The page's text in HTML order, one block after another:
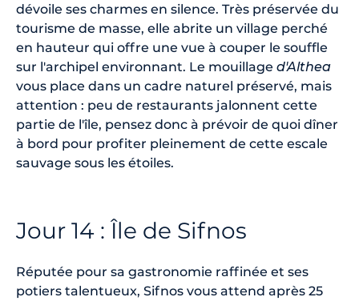
dévoile ses charmes en silence. Très préservée du
tourisme de masse, elle abrite un village perché
en hauteur qui offre une vue à couper le souffle
sur l'archipel environnant. Le mouillage d'Althea
vous place dans un cadre naturel préservé, mais
attention : peu de restaurants jalonnent cette
partie de l'île, pensez donc à prévoir de quoi dîner
à bord pour profiter pleinement de cette escale
sauvage sous les étoiles.
Jour 14 : Île de Sifnos
Réputée pour sa gastronomie raffinée et ses
potiers talentueux, Sifnos vous attend après 25